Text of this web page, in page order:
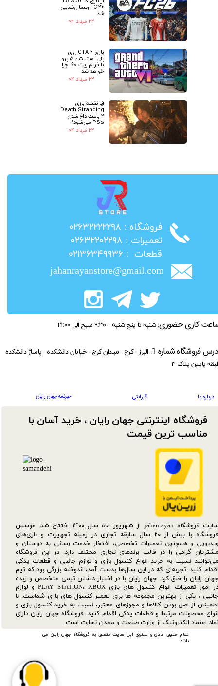
FC 26 رسما رونمایی
شد
۲۲ مرداد ۰۴
بازی GTA 6 روی
پلی استیشن 5 پرو
با فریم ریت 60 اجرا
خواهد شد
۲۲ مرداد ۰۴
آیا نقشه بازی
Death Stranding
2 باعث داغ شدن
PS5 می‌شود؟
۲۲ مرداد ۰۴
تمام حقوق مادی و معنوی این سایت متعلق به فروشگاه جهان رایان می
باشد.
​فروشگاه : ۰۲۶۳۲۲۲۲۲۹۸
​تعمیرات : ۰۲۶۳۲۲۰۲۲۹۸
​قطعات : ۰۲۱۳۶۳۴۹۹۳۶
jahanrayanstore@gmail.com
سایت فروشگاه jahanrayan از شهریور ماه سال ۱۴۰۰ افتتاح شد. موسس
فروشگاه با بیش از ۲۰ سال سابقه تجاری در زمینه تجهیزات و بازی‌های
ویدیویی و همچنین تعمیرات تخصصی، افتخار خدمت رسانی به دوستان و
مشتریان گرامی را در قالب برندهای تجاری مختلف دارد. در این فروشگاه
می‌توانید نسبت به خرید انواع کنسول بازی و لوازم جانبی و قطعات یدکی‌
اقدام کنید. تجربه‌ای که در این سال‌ها بدست آمد، اندوخته بزرگی بود که تیم
جهان رایان را خلق کرد. جهان رایان با در اختیار داشتن تیمی متخصص و زبده
در امور تعمیرات انواع کنسول های بازی PLAY STATION، XBOX و لوازم
جانبی ، یکی از بهترین مجموعه ها برای تعمیر کنسول های بازی شماست. با
اطمینان از اصل بودن کالاها و مجوزهای معتبر، نسبت به خرید کنسول بازی و
انواع محصولات مرتبط و قطعات یدکی اقدام کنید. فروشگاه جهان رایان دارای
نماد اعتماد الکترونیک از وزارت صنعت و معدن تجارت است.
فروشگاه اینترنتی جهان رایان ، خرید آسان با
مناسب ترین قیمت​​​​​​​
کاری حضوری: شنبه تا پنج شنبه – ۹:۳۰ صبح الی ۲۱:۰۰
درباره ما گارانتی خبرنامه جهان رایان
فروشگاه شماره 1:
البرز - کرج - میدان کرج - خیابان دانشکده - پاساژ دانشکده
پایین پلاک ۴